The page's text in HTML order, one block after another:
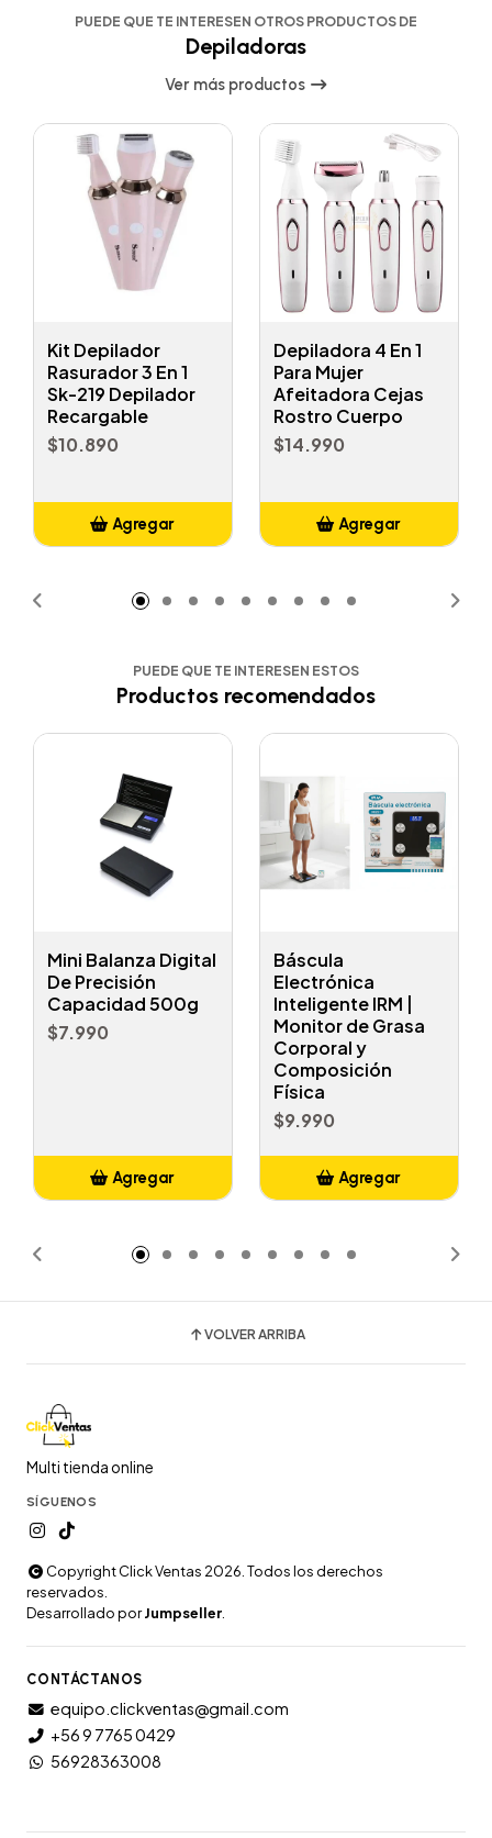
PUEDE QUE TE INTERESEN OTROS PRODUCTOS DE
Depiladoras
Ver más productos
Kit Depilador
Rasurador 3 En 1
Sk-219 Depilador
Recargable
$10.890
Agregar
Depiladora 4 En 1
Para Mujer
Afeitadora Cejas
Rostro Cuerpo
$14.990
Agregar
PUEDE QUE TE INTERESEN ESTOS
Productos recomendados
Mini Balanza Digital
De Precisión
Capacidad 500g
$7.990
Agregar
Báscula
Electrónica
Inteligente IRM |
Monitor de Grasa
Corporal y
Composición
Física
$9.990
Agregar
VOLVER ARRIBA
Multi tienda online
SÍGUENOS
Copyright Click Ventas 2026. Todos los derechos
reservados.
Desarrollado porJumpseller
CONTÁCTANOS
equipo.clickventas@gmail.com
+56 9 7765 0429
56928363008